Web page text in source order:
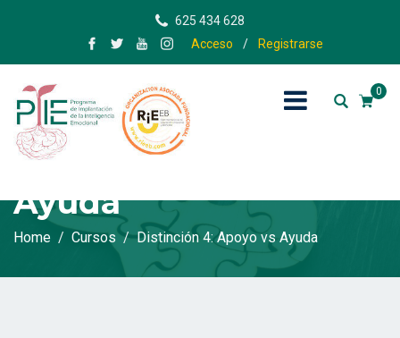
625 434 628
Acceso
/ Registrarse
0
Distinción 4: Apoyo vs
Ayuda
Home Cursos Distinción 4: Apoyo vs Ayuda